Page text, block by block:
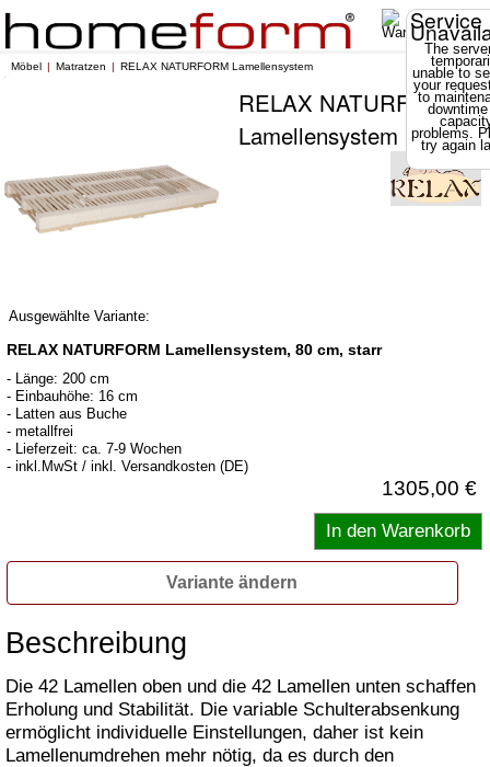
Service
The
unable to
your
to
problems.
try again
Möbel Matratzen RELAX NATURFORM Lamellensystem
RELAX NATURFORM
Lamellensystem
Ausgewählte Variante:
RELAX NATURFORM Lamellensystem, 80 cm, starr
- Länge: 200 cm
- Einbauhöhe: 16 cm
- Latten aus Buche
- metallfrei
- Lieferzeit: ca. 7-9 Wochen
- inkl.MwSt / inkl. Versandkosten (DE)
1305,00 €
Variante ändern
Beschreibung
Die 42 Lamellen oben und die 42 Lamellen unten schaffen
Erholung und Stabilität. Die variable Schulterabsenkung
ermöglicht individuelle Einstellungen, daher ist kein
Lamellenumdrehen mehr nötig, da es durch den